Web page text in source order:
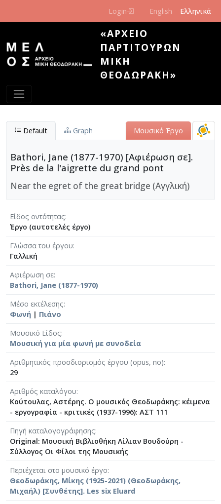
Login English Ελληνικά
«ΑΡΧΕΊΟ
ΠΑΡΤΙΤΟΎΡΩΝ
ΜΊΚΗ
ΘΕΟΔΩΡΆΚΗ»
Default Graph Μουσικό Έργο
Bathori, Jane (1877-1970) [Αφιέρωση σε].
Près de la l'aigrette du grand pont
Near the egret of the great bridge (Αγγλική)
Είδος οντότητας
Έργο (αυτοτελές έργο)
Γλώσσα του έργου
Γαλλική
Αφιέρωση σε
Bathori, Jane (1877-1970)
Μέσο εκτέλεσης
Φωνή | Πιάνο
Μουσικό Είδος
Μουσική για μία φωνή με συνοδεία
Αριθμητικός προσδιορισμός έργου (opus, no)
29
Αριθμός καταλόγου
Κούτουλας, Αστέρης. Ο μουσικός Θεοδωράκης: κέιμενα
- εργογραφία - κριτικές (1937-1996): ΑΣΤ 111
Πηγή καταλογογράφησης
Original: Μουσική Βιβλιοθήκη Λίλιαν Βουδούρη -
Σύλλογος Οι Φίλοι της Μουσικής
Περιέχεται στο μουσικό έργο
Θεοδωράκης, Μίκης (1925-2021) (Θεοδωράκης,
Μιχαήλ) [Συνθέτης]. Les six Eluard